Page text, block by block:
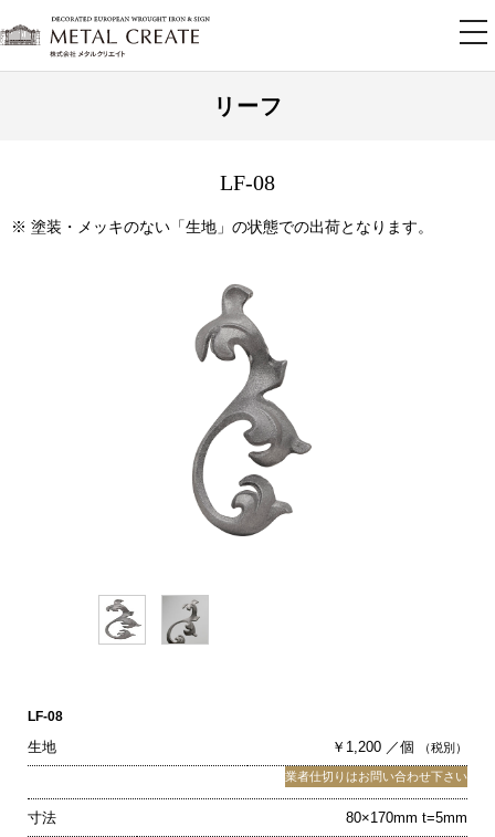
リーフ
LF-08
※ 塗装・メッキのない「生地」の状態での出荷となります。
LF-08
生地 ￥1,200 ／個 （税別）
業者仕切りはお問い合わせ下さい
寸法 80×170mm t=5mm